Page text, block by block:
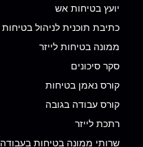
יועץ בטיחות אש
כתיבת תוכנית לניהול בטיחות
ממונה בטיחות לייזר
סקר סיכונים
קורס נאמן בטיחות
קורס עבודה בגובה
רתכת לייזר
שרותי ממונה בטיחות בעבודה